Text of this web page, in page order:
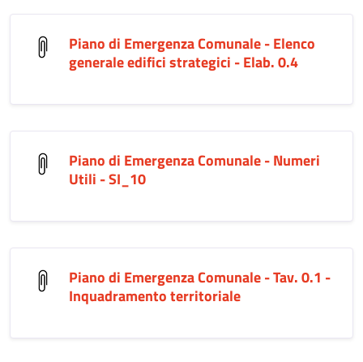
Piano di Emergenza Comunale - Elenco
generale edifici strategici - Elab. 0.4
Piano di Emergenza Comunale - Numeri
Utili - SI_10
Piano di Emergenza Comunale - Tav. 0.1 -
Inquadramento territoriale